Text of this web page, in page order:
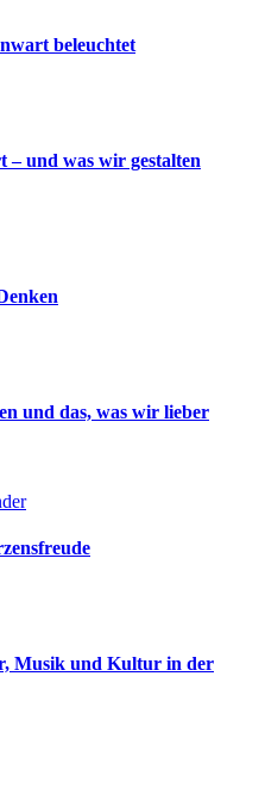
beleuchtet
und was wir gestalten
und das, was wir lieber
Musik und Kultur in der